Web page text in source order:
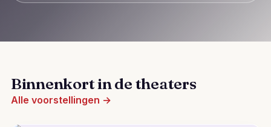
Binnenkort in de theaters
Alle voorstellingen →